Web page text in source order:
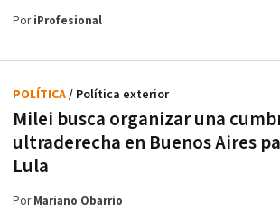
PoriProfesional
Milei busca organizar una
ultraderecha en Buenos Aires
Lula
POLÍTICA/ Política exterior
PorMariano Obarrio